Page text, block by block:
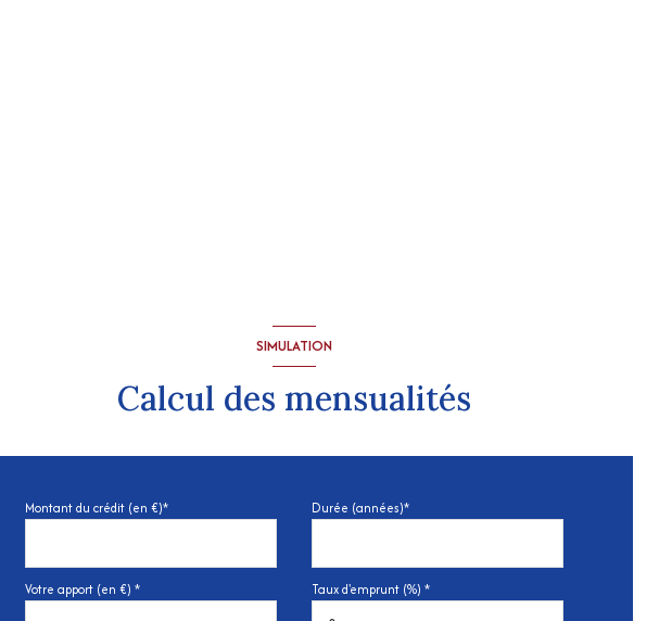
SIMULATION
Calcul des mensualités
Montant du crédit (en €)* Durée (années)*
Votre apport (en €) * Taux d'emprunt (%) *